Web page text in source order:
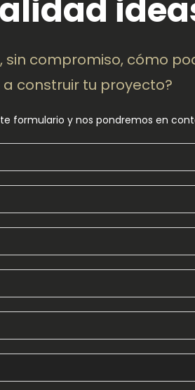
sin compromiso, cómo
construir tu proyecto?
formulario y nos pondremos en